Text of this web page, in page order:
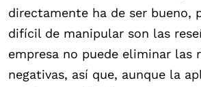
directamente ha de ser bueno,
difícil de manipular son las
empresa no puede eliminar las
negativas, así que, aunque la